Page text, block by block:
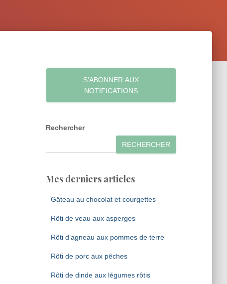
S’ABONNER AUX
NOTIFICATIONS
Rechercher
RECHERCHER
Mes derniers articles
Gâteau au chocolat et courgettes
Rôti de veau aux asperges
Rôti d’agneau aux pommes de terre
Rôti de porc aux pêches
Rôti de dinde aux légumes rôtis